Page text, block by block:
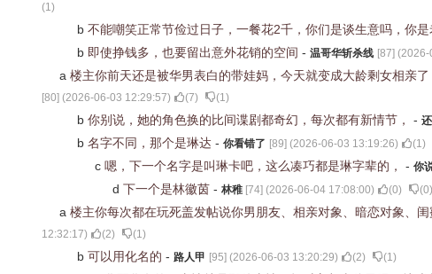
(1)
b 不能嘲笑正常节俭过日子，一餐花2千，你们是谈生意吗，你
b 即使挣钱多，也要留出意外花销的空间 - 温哥华斩杀线 [87] (2026-
a 楼主你前天还是被华男表白的带娃妈，今天就变成大龄剩女相亲
[80] (2026-06-03 12:29:57) (7) (1)
b 你别说，她的角色换的比间谍剧都奇幻，每次都有新情节， -
b 名字不同，那个是琳达 - 你看错了 [89] (2026-06-03 13:19:26) (1)
c 嗯，下一个名字是叫琳卡吧，这么凑巧都是琳字辈的， - 你
d 下一个是林徽茵 - 林稚 [74] (2026-06-04 17:08:00) (0) (0)
a 楼主你每次都在玩死盖发帖说你男朋友、相亲对象、暗恋对象、
12:32:17) (2) (1)
b 可以用化名的 - 路人甲 [95] (2026-06-03 13:20:29) (2) (1)